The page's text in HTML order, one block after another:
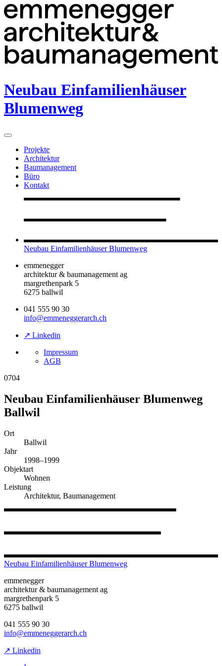
Neubau Einfamilienhäuser
Blumenweg
Projekte
Architektur
Baumanagement
Büro
Kontakt
Neubau Einfamilienhäuser Blumenweg
emmenegger
architektur & baumanagement ag
margrethenpark 5
6275 ballwil
041 555 90 30
info@emmeneggerarch.ch
↗ Linkedin
Impressum
AGB
0704
Neubau Einfamilienhäuser Blumenweg
Ballwil
Ort
Ballwil
Jahr
1998–1999
Objektart
Wohnen
Leistung
Architektur, Baumanagement
Neubau Einfamilienhäuser Blumenweg
emmenegger
architektur & baumanagement ag
margrethenpark 5
6275 ballwil
041 555 90 30
info@emmeneggerarch.ch
↗ Linkedin